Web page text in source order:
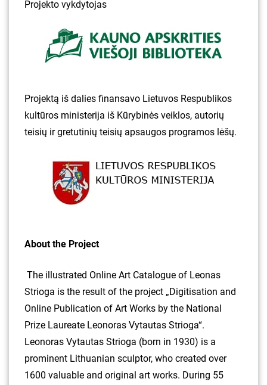
Projekto vykdytojas
Projektą iš dalies finansavo Lietuvos Respublikos
kultūros ministerija iš Kūrybinės veiklos, autorių
teisių ir gretutinių teisių apsaugos programos lėšų.
About the Project
The illustrated Online Art Catalogue of Leonas
Strioga is the result of the project „Digitisation and
Online Publication of Art Works by the National
Prize Laureate Leonoras Vytautas Strioga“.
Leonoras Vytautas Strioga (born in 1930) is a
prominent Lithuanian sculptor, who created over
1600 valuable and original art works. During 55